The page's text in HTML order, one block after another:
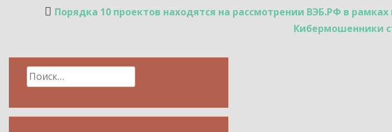
Навигация
Порядка 10 проектов находятся на рассмотрении ВЭБ.РФ в
Кибермошенники
Найти: